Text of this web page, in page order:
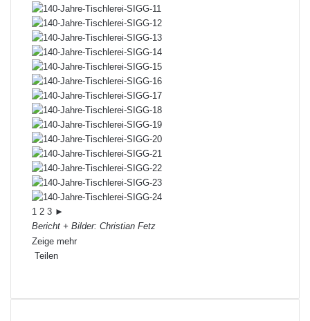
1 2 3 ►
Bericht + Bilder: Christian Fetz
Zeige mehr
Teilen
E-